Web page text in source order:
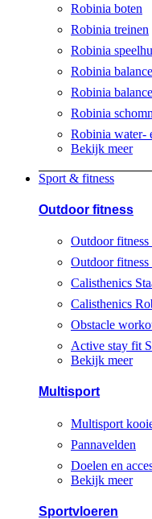
Robinia boten
Robinia treinen
Robinia
Robinia
Robinia
Robinia
Robinia water-
Bekijk meer
Sport & fitness
Outdoor fitness
Outdoor fitness
Outdoor
Calisthenics
Calisthenics
Obstacle
Active stay fit
Bekijk meer
Multisport
Multisport
Pannavelden
Doelen en
Bekijk meer
Sportvloeren